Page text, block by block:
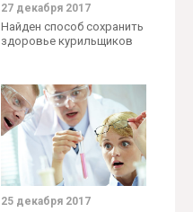
27 декабря 2017
Найден способ сохранить
здоровье курильщиков
25 декабря 2017